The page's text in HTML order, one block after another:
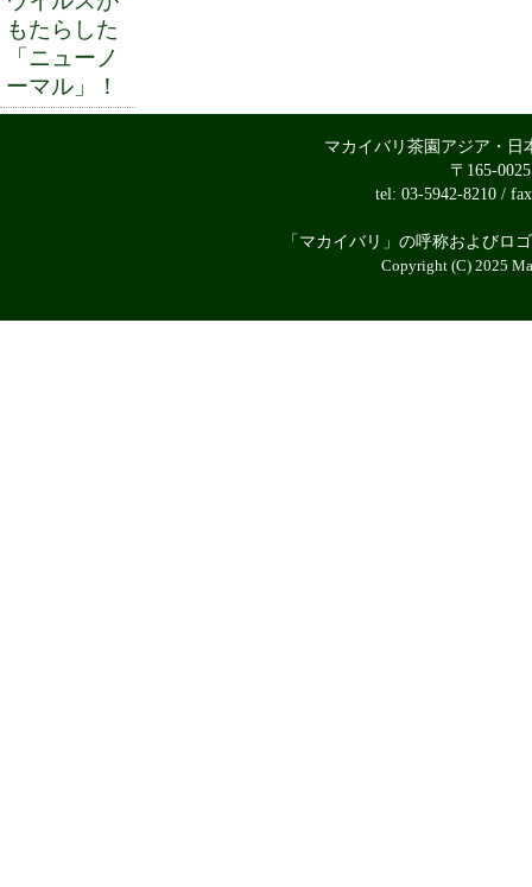
もたらした
「ニューノ
ーマル」！
マカイバリ茶園アジア・
〒165-
tel: 03-5942-8210 /
「マカイバリ」の呼称およびロ
Copyright (C) 2025